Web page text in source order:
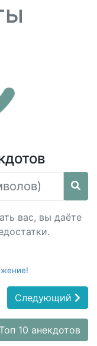
вас, вы даёте
Следующий
Топ 10 анекдотов